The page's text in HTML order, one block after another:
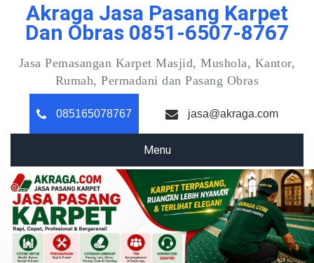
content
Akraga Jasa Pasang Karpet
Dan Obras 0851-6507-8767
Jasa Pemasangan Karpet Masjid, Mushola, Kantor,
Rumah, Permadani dan Pasang Obras
085165078767 jasa@akraga.com
Menu